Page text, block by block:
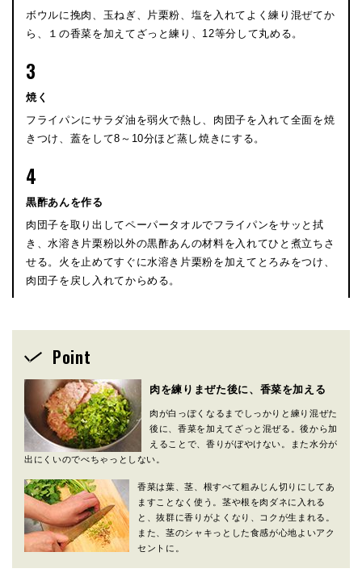
ボウルに挽肉、玉ねぎ、片栗粉、塩を入れてよく練り混ぜてか
ら、１の香菜を加えてざっと練り、12等分して丸める。
3
焼く
フライパンにサラダ油を弱火で熱し、肉団子を入れて全面を焼
きつけ、蓋をして8～10分ほど蒸し焼きにする。
4
黒酢あんを作る
肉団子を取り出してペーパータオルでフライパンをサッと拭
き、水溶き片栗粉以外の黒酢あんの材料を入れてひと煮立ちさ
せる。火を止めてすぐに水溶き片栗粉を加えてとろみをつけ、
肉団子を戻し入れてからめる。
Point
肉を練りまぜた後に、香菜を加える
肉が白っぽくなるまでしっかりと練り混ぜた
後に、香菜を加えてざっと混ぜる。後から加
えることで、香りがぼやけない。また水分が
出にくいのでべちゃっとしない。
香菜は葉、茎、根すべて粗みじん切りにしてあ
ますことなく使う。茎や根を肉ダネに入れる
と、抜群に香りがよくなり、コクが生まれる。
また、茎のシャキっとした食感が心地よいアク
セントに。